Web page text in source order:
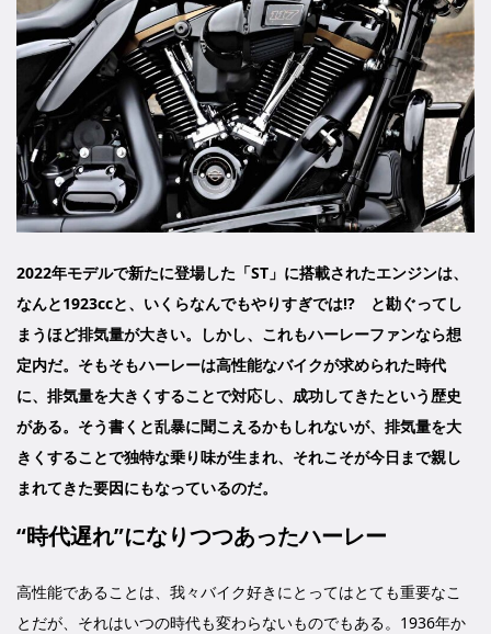
2022年モデルで新たに登場した「ST」に搭載されたエンジンは、
なんと1923ccと、いくらなんでもやりすぎでは!? と勘ぐってし
まうほど排気量が大きい。しかし、これもハーレーファンなら想
定内だ。そもそもハーレーは高性能なバイクが求められた時代
に、排気量を大きくすることで対応し、成功してきたという歴史
がある。そう書くと乱暴に聞こえるかもしれないが、排気量を大
きくすることで独特な乗り味が生まれ、それこそが今日まで親し
まれてきた要因にもなっているのだ。
“時代遅れ”になりつつあったハーレー
高性能であることは、我々バイク好きにとってはとても重要なこ
とだが、それはいつの時代も変わらないものでもある。1936年か